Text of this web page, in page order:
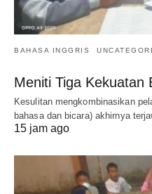
BAHASA INGGRIS
Meniti Tiga Kekuatan
Kesulitan mengkombinasikan
bahasa dan bicara) akhirnya
15 jam ago